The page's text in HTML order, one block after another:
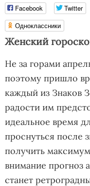
Facebook Twitter
Одноклассники
Женский
Не за горами
поэтому пришло
каждый из Знаков
радости им
идеальное время
проснуться после
получить
внимание прогноз
станет